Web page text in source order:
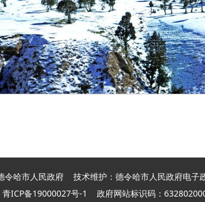
令哈市人民政府 技术维护：德令哈市人民政府电子
青ICP备19000027号-1 政府网站标识码：